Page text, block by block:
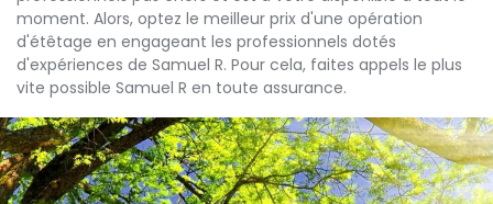
moment. Alors, optez le meilleur prix d'une opération
d'étêtage en engageant les professionnels dotés
d'expériences de Samuel R. Pour cela, faites appels le plus
vite possible Samuel R en toute assurance.